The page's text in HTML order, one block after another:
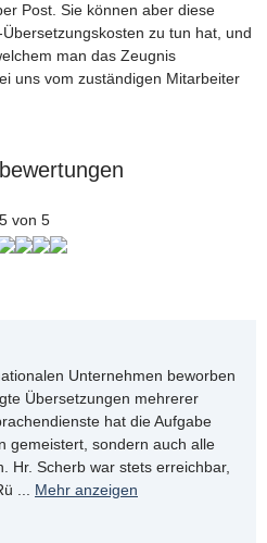
Post. Sie können aber diese
zu tun hat, und
man das Zeugnis
uns vom zuständigen Mitarbeiter
5 von 5
Unternehmen beworben
Übersetzungen mehrerer
hat die Aufgabe
gemeistert, sondern auch alle
Hr. Scherb war stets erreichbar,
... Mehr anzeigen